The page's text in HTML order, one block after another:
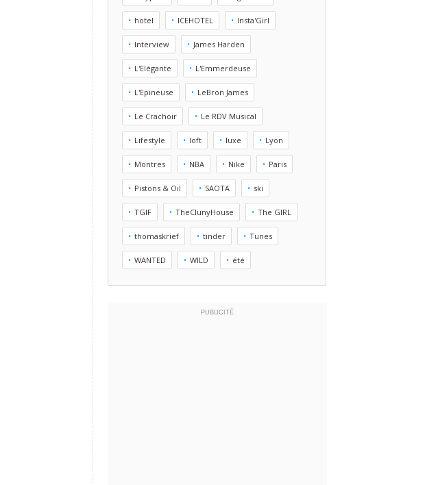
hotel ICEHOTEL Insta'Girl
Interview James Harden
L'Elégante L'Emmerdeuse
L'Epineuse LeBron James
Le Crachoir Le RDV Musical
Lifestyle loft luxe Lyon
Montres NBA Nike Paris
Pistons & Oil SAOTA ski
TGIF TheClunyHouse The GIRL
thomaskrief tinder Tunes
WANTED WILD été
PUBLICITÉ